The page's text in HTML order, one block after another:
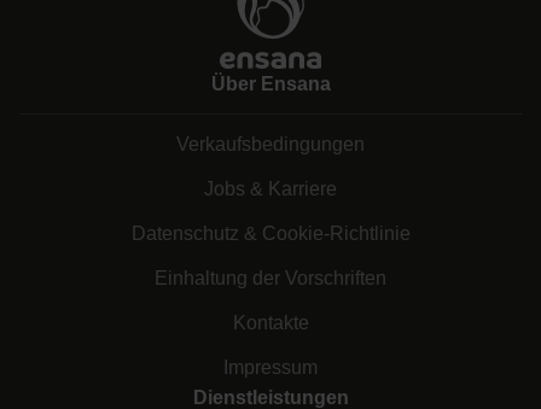
Über Ensana
Verkaufsbedingungen
Jobs & Karriere
Datenschutz & Cookie-Richtlinie
Einhaltung der Vorschriften
Kontakte
Impressum
Dienstleistungen